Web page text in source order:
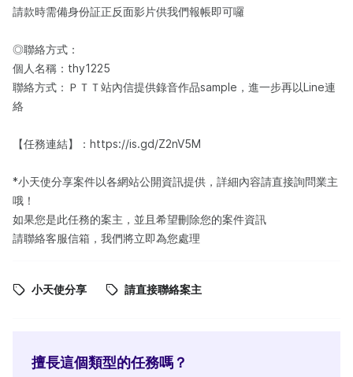
請款時需備身份証正反面影片供我們報帳即可囉
◎聯絡方式：
個人名稱：thy1225
聯絡方式：ＰＴＴ站內信提供錄音作品sample，進一步再以Line連
絡
【任務連結】：https://is.gd/Z2nV5M
*小天使分享案件以各網站公開資訊提供，詳細內容請直接詢問業主
哦！
如果您是此任務的案主，並且希望刪除您的案件資訊
請聯絡客服信箱，我們將立即為您處理
小天使分享 請直接聯絡案主
擅長這個類型的任務嗎？